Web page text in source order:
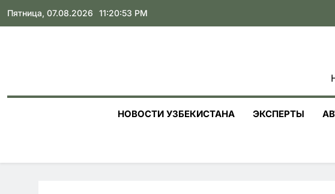
Skip
Пятница, 07.08.2026 11:20:54 PM
НОВОСТИ УЗБЕКИСТАНА ЭКСПЕРТЫ